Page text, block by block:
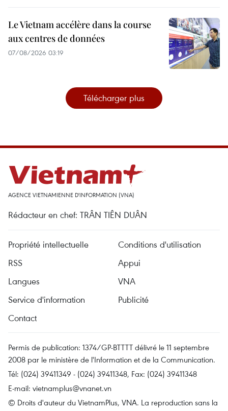
Le Vietnam accélère dans la course
aux centres de données
07/08/2026 03:19
Télécharger plus
AGENCE VIETNAMIENNE D'INFORMATION (VNA)
Rédacteur en chef: TRÂN TIÊN DUÂN
Propriété intellectuelle
Conditions d'utilisation
RSS
Appui
Langues
VNA
Service d'information
Publicité
Contact
Permis de publication: 1374/GP-BTTTT délivré le 11 septembre
2008 par le ministère de l'Information et de la Communication.
Tél: (024) 39411349 - (024) 39411348, Fax: (024) 39411348
E-mail: vietnamplus@vnanet.vn
© Droits d'auteur du VietnamPlus, VNA. La reproduction sans la